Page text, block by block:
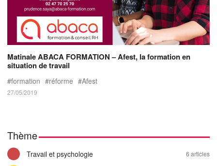
Matinale ABACA FORMATION – Afest, la formation en
situation de travail
formation réforme Afest
27/05/2019
Thème
Travail et psychologie 6 articles